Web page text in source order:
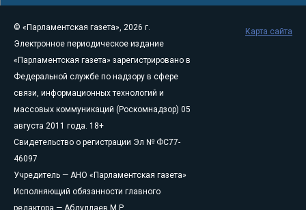
© «Парламентская газета», 2026 г.
Электронное периодическое издание
«Парламентская газета» зарегистрировано в
Федеральной службе по надзору в сфере
связи, информационных технологий и
массовых коммуникаций (Роскомнадзор) 05
августа 2011 года. 18+
Свидетельство о регистрации Эл № ФС77-
46097
Учредитель — АНО «Парламентская газета»
Исполняющий обязанности главного
редактора — Абдуллаев М.Р.
Карта сайта